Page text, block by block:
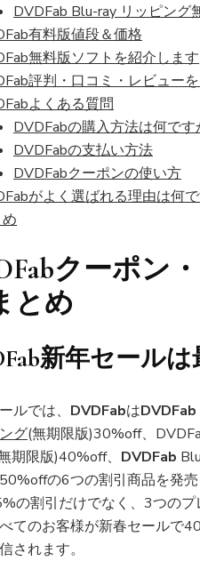
DVDFab Blu-ray リッピング
有料版値段＆価格
無料版ソフトを紹介します
評判・口コミ・レビュー
よくある質問
DVDFabの購入方法は何です
DVDFabの支払い方法
DVDFabクーポンの使い方
がよく選ばれる理由は何
クーポン ・
とめ
新年セールは
ルでは、 DVDFabはDVDFab
グ(無期限版)30%off、
期限版)40%off、 DVDFab
の6つの割引商品を発
の割引だけでなく、3つの
てのお客様が新春セールで
されます。